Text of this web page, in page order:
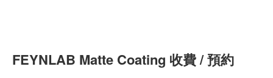
FEYNLAB Matte Coating 收費 / 預約